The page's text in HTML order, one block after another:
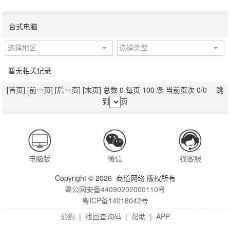
台式电脑
选择地区 选择类型
暂无相关记录
[首页] [前一页] [后一页] [末页] 总数 0 每页 100 条 当前页次 0/0 跳
到
页
电脑版 微信
找客服
Copyright © 2026 商道网络 版权所有
粤公网安备44090202000110号
粤ICP备14018042号
公约 | 找回查询码 | 帮助 | APP